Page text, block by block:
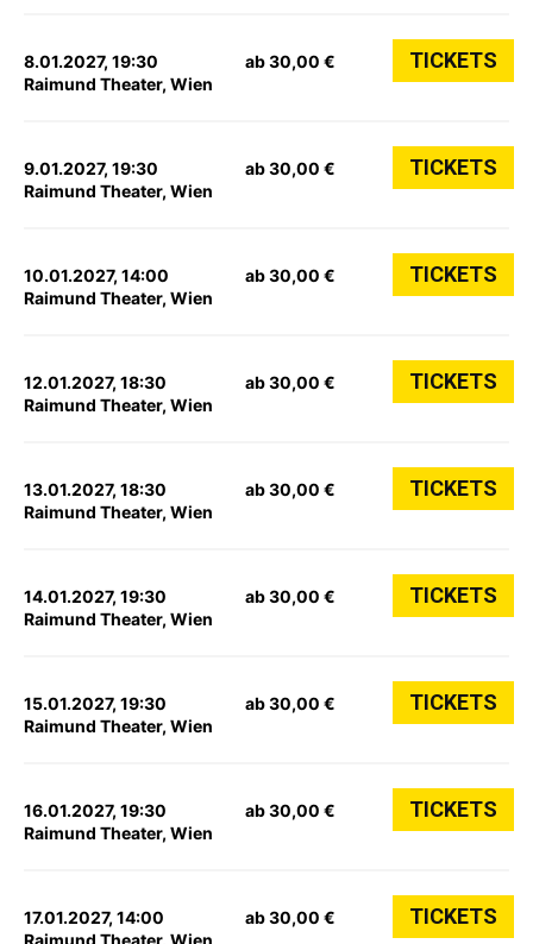
8.01.2027, 19:30
Raimund Theater, Wien
ab 30,00 € TICKETS
9.01.2027, 19:30
Raimund Theater, Wien
ab 30,00 € TICKETS
10.01.2027, 14:00
Raimund Theater, Wien
ab 30,00 € TICKETS
12.01.2027, 18:30
Raimund Theater, Wien
ab 30,00 € TICKETS
13.01.2027, 18:30
Raimund Theater, Wien
ab 30,00 € TICKETS
14.01.2027, 19:30
Raimund Theater, Wien
ab 30,00 € TICKETS
15.01.2027, 19:30
Raimund Theater, Wien
ab 30,00 € TICKETS
16.01.2027, 19:30
Raimund Theater, Wien
ab 30,00 € TICKETS
17.01.2027, 14:00
Raimund Theater, Wien
ab 30,00 € TICKETS